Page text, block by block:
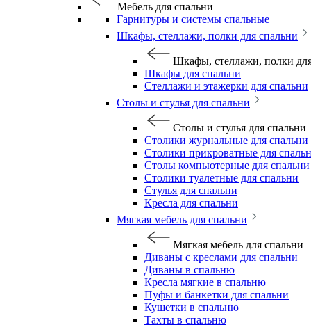
Мебель для спальни
Гарнитуры и системы спальные
Шкафы, стеллажи, полки для спальни
Шкафы, стеллажи, полки
Шкафы для спальни
Стеллажи и этажерки для спальни
Столы и стулья для спальни
Столы и стулья для спальни
Столики журнальные для спальни
Столики прикроватные для
Столы компьютерные для спальни
Столики туалетные для спальни
Стулья для спальни
Кресла для спальни
Мягкая мебель для спальни
Мягкая мебель для спальни
Диваны с креслами для спальни
Диваны в спальню
Кресла мягкие в спальню
Пуфы и банкетки для спальни
Кушетки в спальню
Тахты в спальню